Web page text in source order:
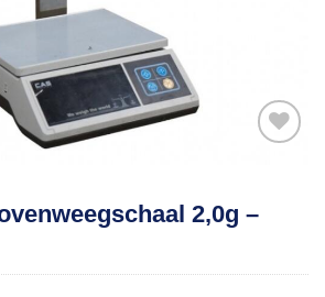
Toevoegen
aan
2,0g –